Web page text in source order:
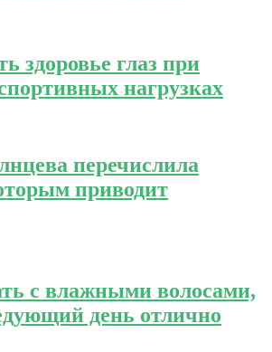
здоровье глаз при
нагрузках
перечислила
приводит
с влажными волосами,
день отлично